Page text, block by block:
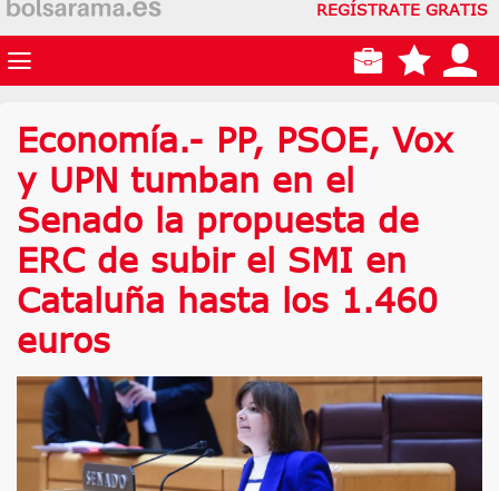
REGÍSTRATE GRATIS
Economía.- PP, PSOE, Vox
y UPN tumban en el
Senado la propuesta de
ERC de subir el SMI en
Cataluña hasta los 1.460
euros